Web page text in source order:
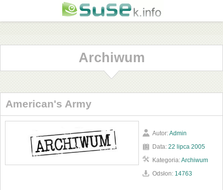
Archiwum
American's Army
Autor:Admin
Data:22 lipca 2005
Kategoria:Archiwum
Odsłon: 14763